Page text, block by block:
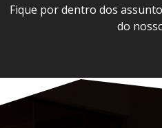
Fique por dentro dos
do